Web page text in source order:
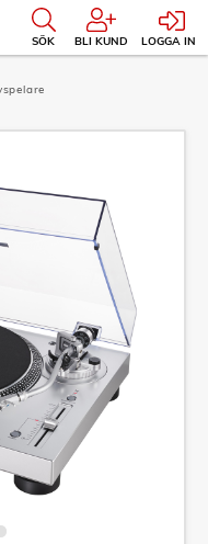
SÖK BLI KUND LOGGA IN